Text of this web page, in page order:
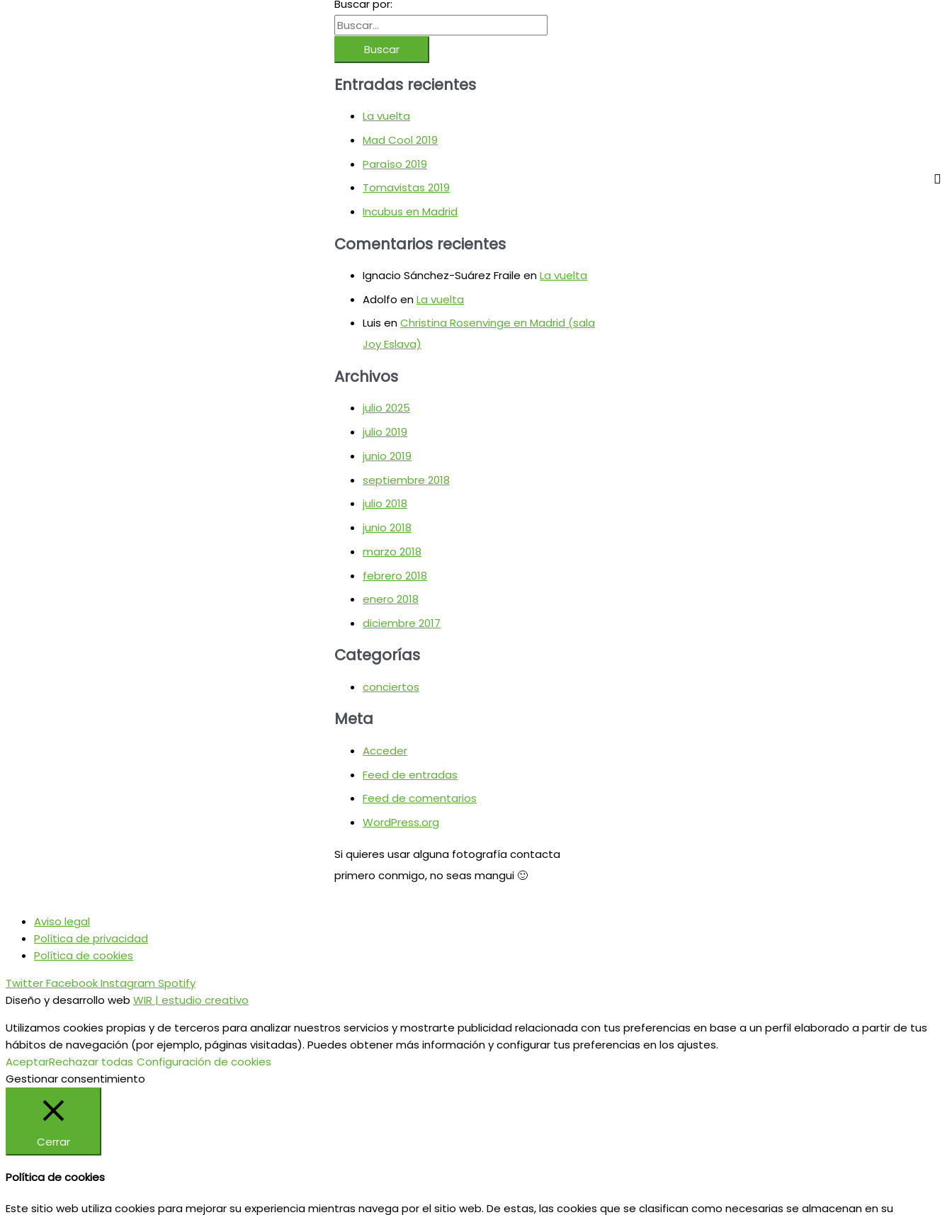
Buscar por:
Entradas recientes
La vuelta
Mad Cool 2019
Paraíso 2019
Tomavistas 2019
Incubus en Madrid
Comentarios recientes
Ignacio Sánchez-Suárez Fraile enLa vuelta
Adolfo enLa vuelta
Luis enChristina Rosenvinge en Madrid (sala
Joy Eslava)
Archivos
julio 2025
julio 2019
junio 2019
septiembre 2018
julio 2018
junio 2018
marzo 2018
febrero 2018
enero 2018
diciembre 2017
Categorías
conciertos
Meta
Acceder
Feed de entradas
Feed de comentarios
WordPress.org
Si quieres usar alguna fotografía contacta
primero conmigo, no seas mangui 🙂
Aviso legal
Política de privacidad
Política de cookies
TwitterFacebookInstagram Spotify
Diseño y desarrollo web WIR | estudio creativo
Utilizamos cookies propias y de terceros para analizar nuestros servicios y mostrarte publicidad relacionada con tus preferencias en base a un perfil elaborado a partir de tus
hábitos de navegación (por ejemplo, páginas visitadas). Puedes obtener más información y configurar tus preferencias en los ajustes.
AceptarRechazar todas Configuración de cookies
Gestionar consentimiento
Cerrar
Política de cookies
Este sitio web utiliza cookies para mejorar su experiencia mientras navega por el sitio web. De estas, las cookies que se clasifican como necesarias se almacenan en su